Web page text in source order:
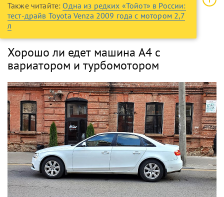
Также читайте: Одна из редких «Тойот» в России:
тест-драйв Toyota Venza 2009 года с мотором 2,7
л
Хорошо ли едет машина А4 с
вариатором и турбомотором